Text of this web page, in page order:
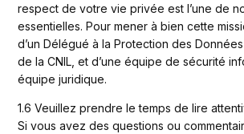
respect de votre vie privée est l’une de
essentielles. Pour mener à bien cette
d’un Délégué à la Protection des
de la CNIL, et d’une équipe de sécurité
équipe juridique.
1.6 Veuillez prendre le temps de lire
Si vous avez des questions ou